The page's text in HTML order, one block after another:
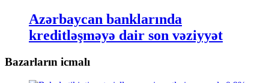
Azərbaycan banklarında
kreditləşməyə dair son vəziyyət
Bazarların icmalı